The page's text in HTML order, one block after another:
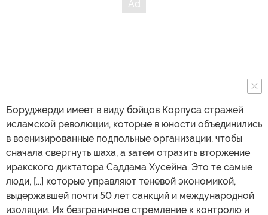
Боруджерди имеет в виду бойцов Корпуса стражей
исламской революции, которые в юности объединились
в военизированные подпольные организации, чтобы
сначала свергнуть шаха, а затем отразить вторжение
иракского диктатора Саддама Хусейна. Это те самые
люди, [...] которые управляют теневой экономикой,
выдержавшей почти 50 лет санкций и международной
изоляции. Их безграничное стремление к контролю и